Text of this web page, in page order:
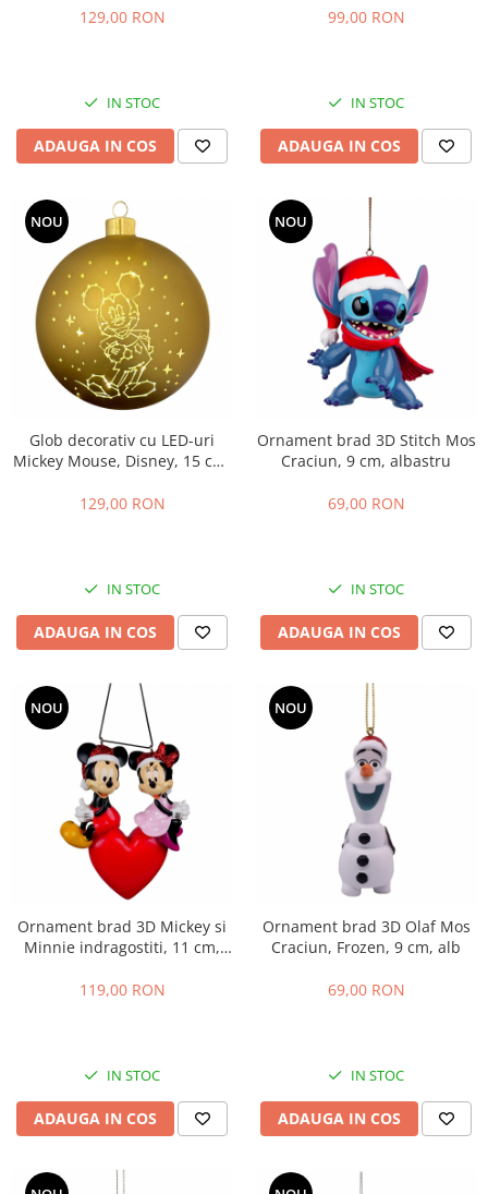
129,00 RON
IN STOC
ADAUGA IN COS
auriu
99,00 RON
IN STOC
ADAUGA IN COS
NOU
Glob decorativ cu LED-uri
Mickey Mouse, Disney, 15 cm,
129,00 RON
IN STOC
ADAUGA IN COS
NOU
Ornament brad 3D Stitch Mos
Craciun, 9 cm, albastru
69,00 RON
IN STOC
ADAUGA IN COS
NOU
Ornament brad 3D Mickey si
Minnie indragostiti, 11 cm,
119,00 RON
IN STOC
ADAUGA IN COS
NOU
Ornament brad 3D Olaf Mos
Craciun, Frozen, 9 cm, alb
69,00 RON
IN STOC
ADAUGA IN COS